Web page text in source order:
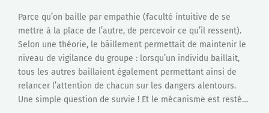
Parce qu’on baille par empathie (faculté intuitive de se
mettre à la place de l’autre, de percevoir ce qu’il ressent).
Selon une théorie, le bâillement permettait de maintenir le
niveau de vigilance du groupe : lorsqu’un individu baillait,
tous les autres baillaient également permettant ainsi de
relancer l’attention de chacun sur les dangers alentours.
Une simple question de survie ! Et le mécanisme est resté…